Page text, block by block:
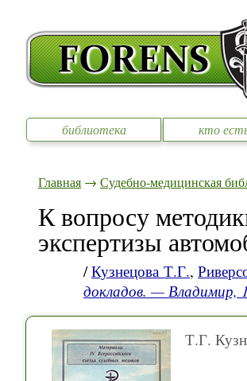
библиотека кто
Главная → Судебно-медицинская
К вопросу
экспертизы
/Кузнецова Т.Г.,
докладов. —
Т.Г.